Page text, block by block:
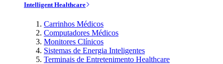
Intelligent Healthcare
Carrinhos Médicos
Computadores Médicos
Monitores Clínicos
Sistemas de Energia Inteligentes
Terminais de Entretenimento Healthcare